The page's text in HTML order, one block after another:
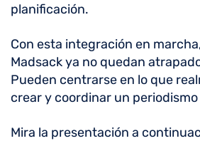
planificación.
Con esta integración en
Madsack ya no quedan
Pueden centrarse en lo que
crear y coordinar un
Mira la presentación a